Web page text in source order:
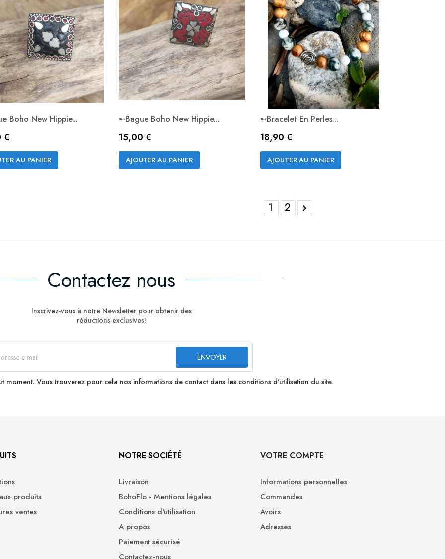

Boho New Hippie...
€
AU PANIER

➸bague Boho New Hippie...
Prix
15,00 €
AJOUTER AU PANIER

➸Bracelet En Perles...
Prix
18,90 €
AJOUTER AU PANIER
1 2 
Contactez nous
Inscrivez-vous à notre Newsletter pour obtenir des
réductions exclusives!
moment. Vous trouverez pour cela nos informations de contact dans les conditions d'utilisation du site.
produits
ventes
NOTRE SOCIÉTÉ
Livraison
BohoFlo - Mentions légales
Conditions d'utilisation
A propos
Paiement sécurisé
Contactez-nous
VOTRE COMPTE
Informations personnelles
Commandes
Avoirs
Adresses